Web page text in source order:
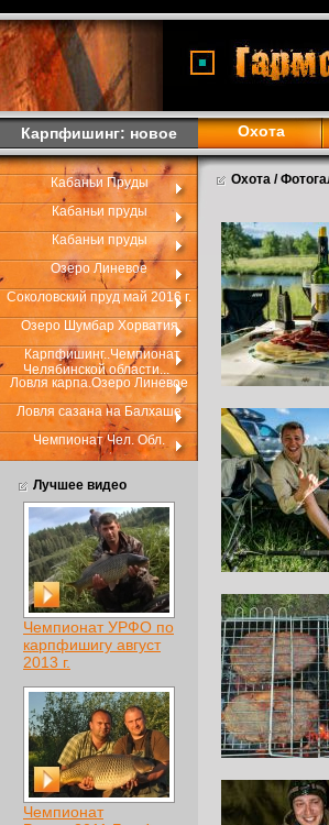
Карпфишинг: новое Охота
Кабаньи Пруды
Кабаньи пруды
Кабаньи пруды
Озеро Линевое
Соколовский пруд май 2016 г.
Озеро Шумбар Хорватия
Карпфишинг..Чемпионат
Челябинской области...
Ловля карпа.Озеро Линевое
Ловля сазана на Балхаше
Чемпионат Чел. Обл.
Лучшее видео
Чемпионат УРФО по
карпфишигу август
2013 г.
Чемпионат
Охота /